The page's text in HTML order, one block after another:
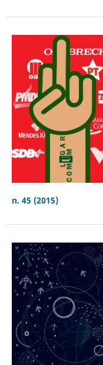
n. 45 (2015)